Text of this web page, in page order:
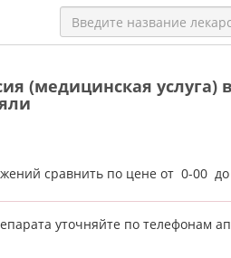
(медицинская услуга)
сравнить по цене от 0-00 до
уточняйте по телефонам